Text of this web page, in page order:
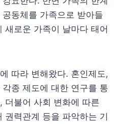
동체를 가족으로 받아들
새로운 가족이 날마다 태어
따라 변해왔다. 혼인제도,
종 제도에 대한 연구를 통
더불어 사회 변화에 따른
권력관계 등을 파악하는 기